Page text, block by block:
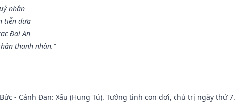
nhân
tiễn đưa
Đại An
thanh nhàn.”
- Cảnh Đan: Xấu (Hung Tú). Tướng tinh con dơi, chủ trị ngày thứ 7.